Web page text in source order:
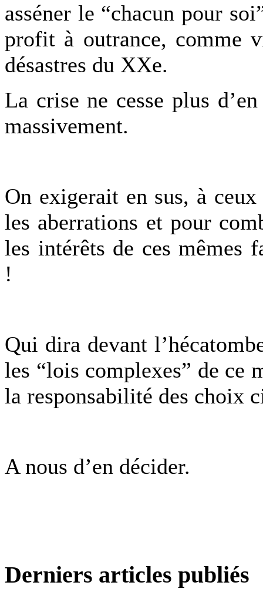
asséner le “chacun pour
profit à outrance, comme
désastres du XXe.
La crise ne cesse plus
massivement.
On exigerait en sus, à
les aberrations et pour
les intérêts de ces mêmes
!
Qui dira devant
les “lois complexes” de ce
la responsabilité des choix
A nous d’en décider.
Derniers articles publiés